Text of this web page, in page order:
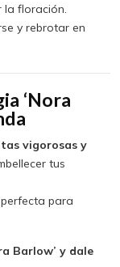
la floración.
y rebrotar en
‘Nora
vigorosas y
tus
para
Barlow’ y dale